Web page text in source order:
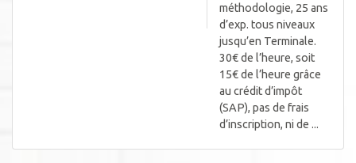
méthodologie, 25 ans
d’exp. tous niveaux
jusqu’en Terminale.
30€ de l’heure, soit
15€ de l’heure grâce
au crédit d’impôt
(SAP), pas de frais
d’inscription, ni de ...